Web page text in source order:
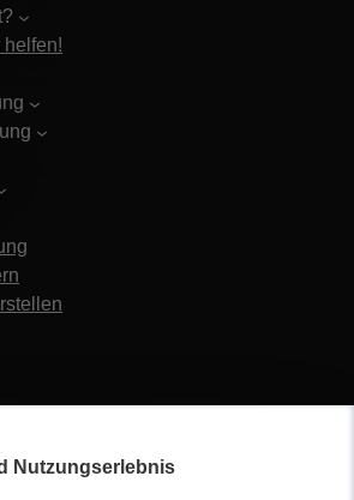
Nutzungserlebnis
helfen!